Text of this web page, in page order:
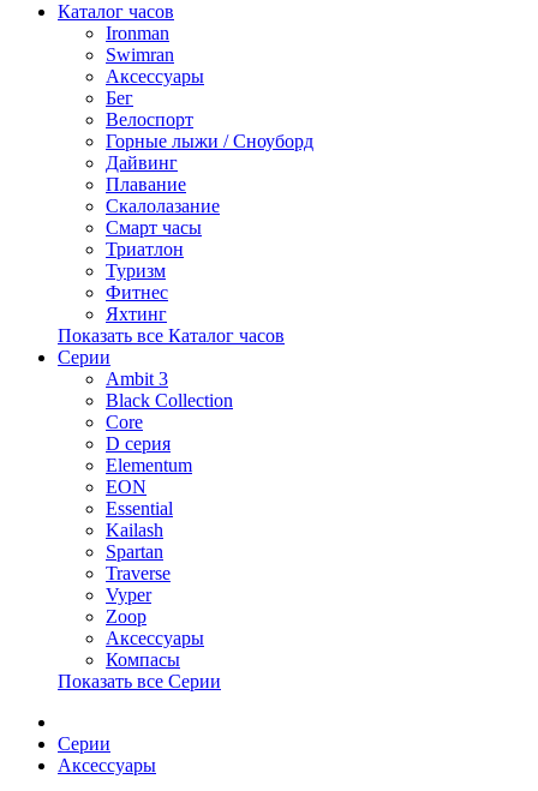
Каталог часов
Ironman
Swimran
Аксессуары
Бег
Велоспорт
Горные лыжи / Сноуборд
Дайвинг
Плавание
Скалолазание
Смарт часы
Триатлон
Туризм
Фитнес
Яхтинг
Показать все Каталог часов
Серии
Ambit 3
Black Collection
Core
D серия
Elementum
EON
Essential
Kailash
Spartan
Traverse
Vyper
Zoop
Аксессуары
Компасы
Показать все Серии
Серии
Аксессуары